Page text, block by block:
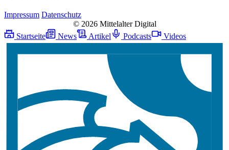
Impressum Datenschutz
© 2026 Mittelalter Digital
Startseite
News Artikel Podcasts Videos